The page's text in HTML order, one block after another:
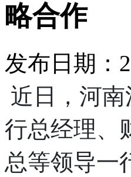
略合作
发布日期：
近日，河
行总经理、
总等领导一